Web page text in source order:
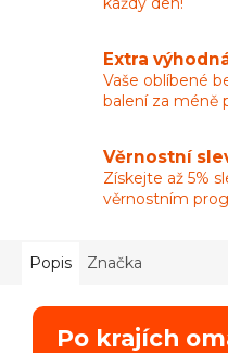
Extra
Vaše oblíbené
balení za méně
Věrnostní
Získejte až 5%
věrnostním
Popis Značka
Po krajích